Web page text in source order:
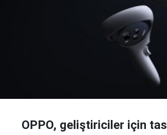
OPPO, geliştiriciler için